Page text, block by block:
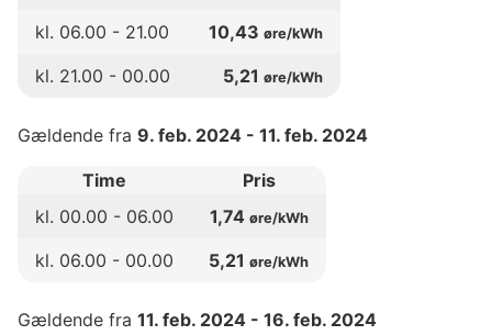
kl. 06.00 - 21.00 10,43 øre/kWh
kl. 21.00 - 00.00 5,21 øre/kWh
Gældende fra 9. feb. 2024 - 11. feb. 2024
Time
Pris
kl. 00.00 - 06.00 1,74 øre/kWh
kl. 06.00 - 00.00 5,21 øre/kWh
Gældende fra 11. feb. 2024 - 16. feb. 2024